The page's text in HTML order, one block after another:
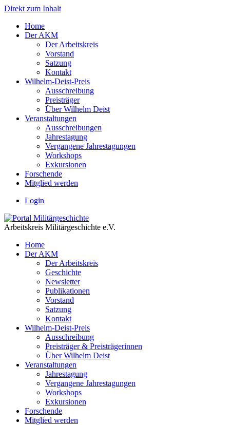
Direkt zum Inhalt
Home
Der AKM
Der Arbeitskreis
Vorstand
Satzung
Kontakt
Wilhelm-Deist-Preis
Ausschreibung
Preisträger
Über Wilhelm Deist
Veranstaltungen
Ausschreibungen
Jahrestagung
Vergangene Jahrestagungen
Workshops
Exkursionen
Forschende
Mitglied werden
Login
Arbeitskreis Militärgeschichte e.V.
Home
Der AKM
Der Arbeitskreis
Geschichte
Newsletter
Publikationen
Vorstand
Satzung
Kontakt
Wilhelm-Deist-Preis
Ausschreibung
Preisträger & Preisträgerinnen
Über Wilhelm Deist
Veranstaltungen
Jahrestagung
Vergangene Jahrestagungen
Workshops
Exkursionen
Forschende
Mitglied werden